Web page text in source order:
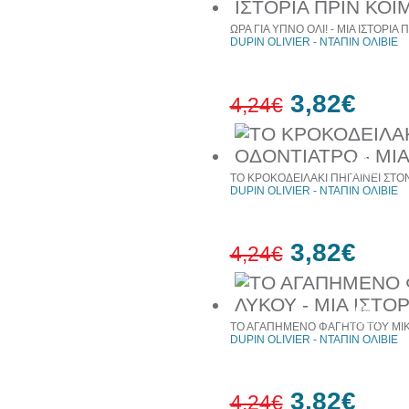
10%
έκπτωση
ΩΡΑ ΓΙΑ ΥΠΝΟ ΟΛΙ! - ΜΙΑ ΙΣΤΟΡΙΑ
DUPIN OLIVIER - ΝΤΑΠΙΝ ΟΛΙΒΙΕ
4,24€ 3,82€
10%
έκπτωση
ΤΟ ΚΡΟΚΟΔΕΙΛΑΚΙ ΠΗΓΑΙΝΕΙ
DUPIN OLIVIER - ΝΤΑΠΙΝ ΟΛΙΒΙΕ
4,24€ 3,82€
ΤΟ ΑΓΑΠΗΜΕΝΟ ΦΑΓΗΤΟ ΤΟΥ
DUPIN OLIVIER - ΝΤΑΠΙΝ ΟΛΙΒΙΕ
4,24€ 3,82€